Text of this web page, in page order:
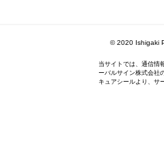
© 2020 Ishigaki
当サイトでは、通信情
ーバルサイン株式会社
キュアシールより、サ